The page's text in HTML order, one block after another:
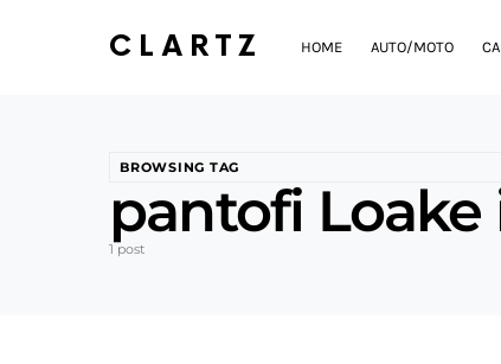
CLARTZ HOME AUTO/MOTO
BROWSING TAG
pantofi
1 post